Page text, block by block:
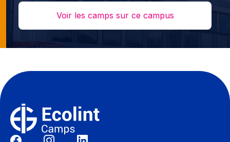
Voir les camps sur ce campus